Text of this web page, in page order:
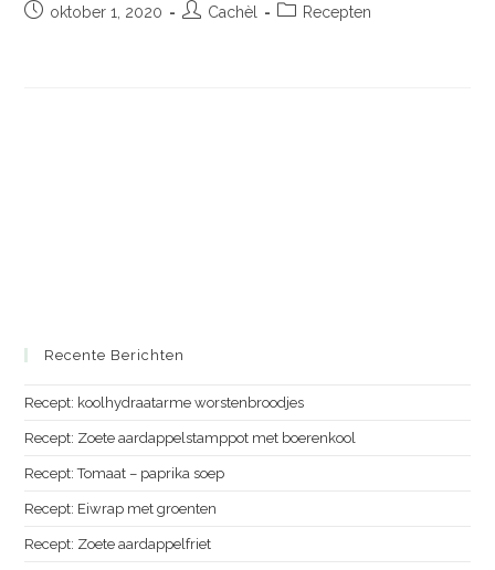
Berichtoktober 1, 2020
BerichtCachèl Berichtcategorie:
Recepten
Recente Berichten
Recept: koolhydraatarme worstenbroodjes
Recept: Zoete aardappelstamppot met boerenkool
Recept: Tomaat – paprika soep
Recept: Eiwrap met groenten
Recept: Zoete aardappelfriet